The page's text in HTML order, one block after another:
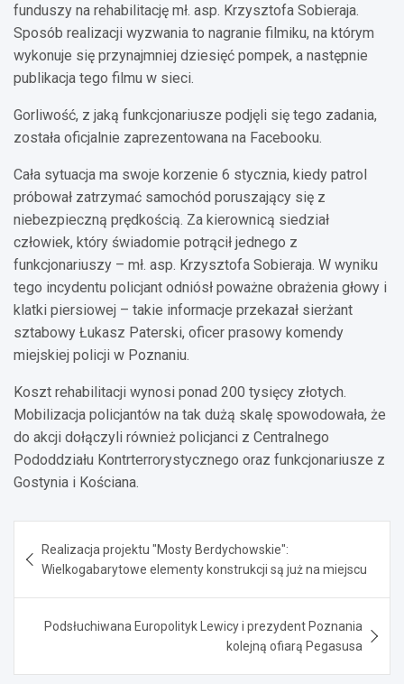
funduszy na rehabilitację mł. asp. Krzysztofa Sobieraja.
Sposób realizacji wyzwania to nagranie filmiku, na którym
wykonuje się przynajmniej dziesięć pompek, a następnie
publikacja tego filmu w sieci.
Gorliwość, z jaką funkcjonariusze podjęli się tego zadania,
została oficjalnie zaprezentowana na Facebooku.
Cała sytuacja ma swoje korzenie 6 stycznia, kiedy patrol
próbował zatrzymać samochód poruszający się z
niebezpieczną prędkością. Za kierownicą siedział
człowiek, który świadomie potrącił jednego z
funkcjonariuszy – mł. asp. Krzysztofa Sobieraja. W wyniku
tego incydentu policjant odniósł poważne obrażenia głowy i
klatki piersiowej – takie informacje przekazał sierżant
sztabowy Łukasz Paterski, oficer prasowy komendy
miejskiej policji w Poznaniu.
Koszt rehabilitacji wynosi ponad 200 tysięcy złotych.
Mobilizacja policjantów na tak dużą skalę spowodowała, że
do akcji dołączyli również policjanci z Centralnego
Pododdziału Kontrterrorystycznego oraz funkcjonariusze z
Gostynia i Kościana.
wpisu
Realizacja projektu "Mosty Berdychowskie":
Wielkogabarytowe elementy konstrukcji są już na miejscu
Podsłuchiwana Europolityk Lewicy i prezydent Poznania
kolejną ofiarą Pegasusa